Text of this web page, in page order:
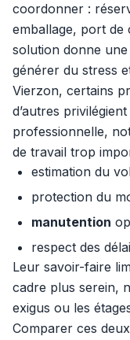
coordonner :
emballage, port de
solution donne
générer du stress
Vierzon, certains
d’autres
professionnelle,
de travail trop
estimation du
protection du
manutention
respect des
Leur savoir-faire
cadre plus serein,
exigus ou les
Comparer ces